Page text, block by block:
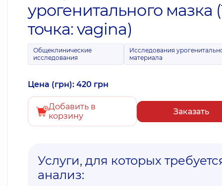
урогенитального мазка
точка: vagina)
Общеклинические
исследования
Исследования
материала
Цена (грн): 420 грн
Добавить в
корзину
Заказать
Услуги, для которых
анализ: